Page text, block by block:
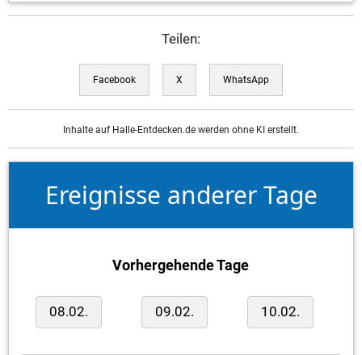
Teilen:
Facebook X WhatsApp
Inhalte auf Halle-Entdecken.de werden ohne KI erstellt.
Ereignisse anderer Tage
Vorhergehende Tage
08.02. 09.02. 10.02.